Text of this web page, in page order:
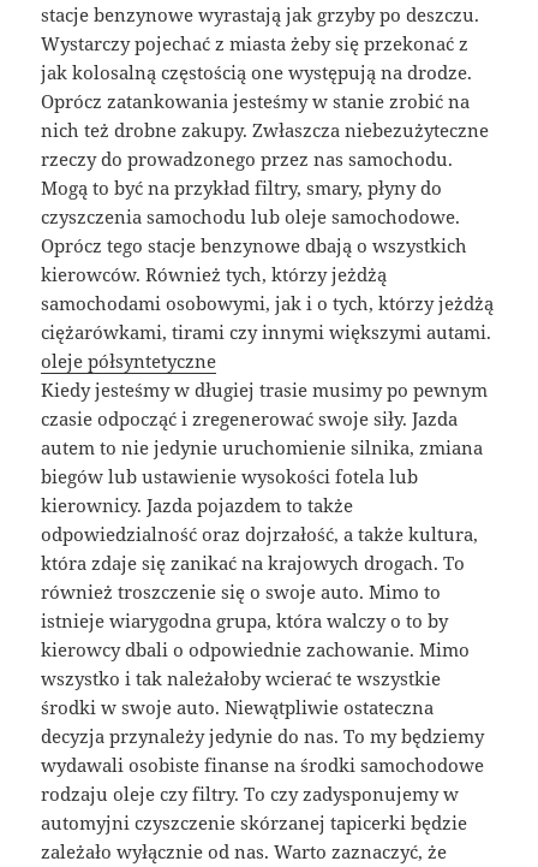
stacje benzynowe wyrastają jak grzyby po deszczu.
Wystarczy pojechać z miasta żeby się przekonać z
jak kolosalną częstością one występują na drodze.
Oprócz zatankowania jesteśmy w stanie zrobić na
nich też drobne zakupy. Zwłaszcza niebezużyteczne
rzeczy do prowadzonego przez nas samochodu.
Mogą to być na przykład filtry, smary, płyny do
czyszczenia samochodu lub oleje samochodowe.
Oprócz tego stacje benzynowe dbają o wszystkich
kierowców. Również tych, którzy jeżdżą
samochodami osobowymi, jak i o tych, którzy jeżdżą
ciężarówkami, tirami czy innymi większymi autami.
oleje półsyntetyczne
Kiedy jesteśmy w długiej trasie musimy po pewnym
czasie odpocząć i zregenerować swoje siły. Jazda
autem to nie jedynie uruchomienie silnika, zmiana
biegów lub ustawienie wysokości fotela lub
kierownicy. Jazda pojazdem to także
odpowiedzialność oraz dojrzałość, a także kultura,
która zdaje się zanikać na krajowych drogach. To
również troszczenie się o swoje auto. Mimo to
istnieje wiarygodna grupa, która walczy o to by
kierowcy dbali o odpowiednie zachowanie. Mimo
wszystko i tak należałoby wcierać te wszystkie
środki w swoje auto. Niewątpliwie ostateczna
decyzja przynależy jedynie do nas. To my będziemy
wydawali osobiste finanse na środki samochodowe
rodzaju oleje czy filtry. To czy zadysponujemy w
automyjni czyszczenie skórzanej tapicerki będzie
zależało wyłącznie od nas. Warto zaznaczyć, że